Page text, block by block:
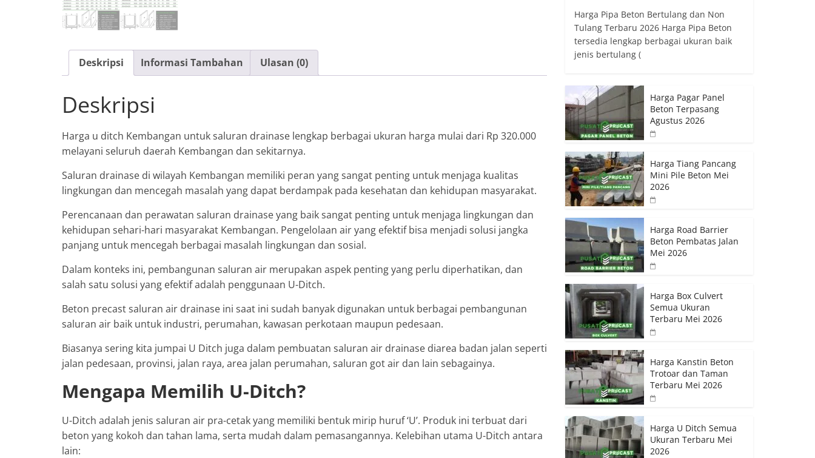
Deskripsi Informasi Tambahan Ulasan (0)
Deskripsi
Harga u ditch Kembangan untuk saluran drainase lengkap berbagai ukuran harga mulai dari Rp 320.000
melayani seluruh daerah Kembangan dan sekitarnya.
Saluran drainase di wilayah Kembangan memiliki peran yang sangat penting untuk menjaga kualitas
lingkungan dan mencegah masalah yang dapat berdampak pada kesehatan dan kehidupan masyarakat.
Perencanaan dan perawatan saluran drainase yang baik sangat penting untuk menjaga lingkungan dan
kehidupan sehari-hari masyarakat Kembangan. Pengelolaan air yang efektif bisa menjadi solusi jangka
panjang untuk mencegah berbagai masalah lingkungan dan sosial.
Dalam konteks ini, pembangunan saluran air merupakan aspek penting yang perlu diperhatikan, dan
salah satu solusi yang efektif adalah penggunaan U-Ditch.
Beton precast saluran air drainase ini saat ini sudah banyak digunakan untuk berbagai pembangunan
saluran air baik untuk industri, perumahan, kawasan perkotaan maupun pedesaan.
Biasanya sering kita jumpai U Ditch juga dalam pembuatan saluran air drainase diarea badan jalan seperti
jalan pedesaan, provinsi, jalan raya, area jalan perumahan, saluran got air dan lain sebagainya.
Mengapa Memilih U-Ditch?
U-Ditch adalah jenis saluran air pra-cetak yang memiliki bentuk mirip huruf ‘U’. Produk ini terbuat dari
beton yang kokoh dan tahan lama, serta mudah dalam pemasangannya. Kelebihan utama U-Ditch antara
lain:
Harga Pipa Beton Bertulang dan Non
Tulang Terbaru 2026 Harga Pipa Beton
tersedia lengkap berbagai ukuran baik
jenis bertulang (
Harga Pagar Panel
Beton Terpasang
Agustus 2026
Harga Tiang Pancang
Mini Pile Beton Mei
2026
Harga Road Barrier
Beton Pembatas Jalan
Mei 2026
Harga Box Culvert
Semua Ukuran
Terbaru Mei 2026
Harga Kanstin Beton
Trotoar dan Taman
Terbaru Mei 2026
Harga U Ditch Semua
Ukuran Terbaru Mei
2026